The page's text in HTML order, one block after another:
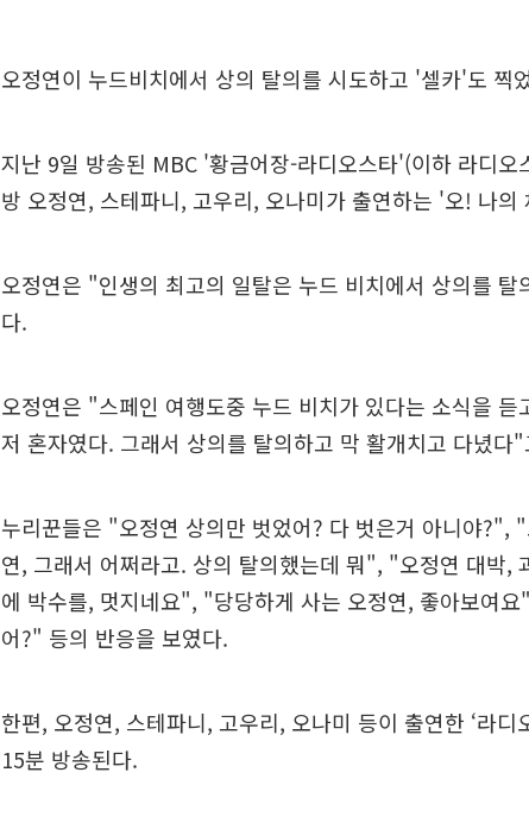
오정연이 누드비치에서 상의 탈의를 시도하고 '셀카'도 찍
지난 9일 방송된 MBC '황금어장-라디오스타'(이하 라디오
방 오정연, 스테파니, 고우리, 오나미가 출연하는 '오! 나
오정연은 "인생의 최고의 일탈은 누드 비치에서 상의를
다.
오정연은 "스페인 여행도중 누드 비치가 있다는 소식을
저 혼자였다. 그래서 상의를 탈의하고 막 활개치고 다녔다
누리꾼들은 "오정연 상의만 벗었어? 다 벗은거 아니야?",
연, 그래서 어쩌라고. 상의 탈의했는데 뭐", "오정연 대박,
에 박수를, 멋지네요", "당당하게 사는 오정연, 좋아보여
어?" 등의 반응을 보였다.
한편, 오정연, 스테파니, 고우리, 오나미 등이 출연한 ‘라디
15분 방송된다.